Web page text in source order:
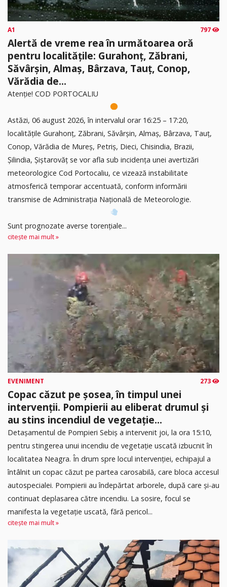
A1 797
Alertă de vreme rea în următoarea oră
pentru localitățile: Gurahonț, Zăbrani,
Săvârșin, Almaș, Bârzava, Tauț, Conop,
Vărădia de...
Atenție! COD PORTOCALIU
Astăzi, 06 august 2026, în intervalul orar 16:25 – 17:20,
localitățile Gurahonț, Zăbrani, Săvârșin, Almaș, Bârzava, Tauț,
Conop, Vărădia de Mureș, Petriș, Dieci, Chisindia, Brazii,
Șilindia, Șiștarovăț se vor afla sub incidența unei avertizări
meteorologice Cod Portocaliu, ce vizează instabilitate
atmosferică temporar accentuată, conform informării
transmise de Administrația Națională de Meteorologie.
Sunt prognozate averse torențiale...
citește mai mult »
EVENIMENT 273
Copac căzut pe șosea, în timpul unei
intervenții. Pompierii au eliberat drumul și
au stins incendiul de vegetație...
Detașamentul de Pompieri Sebiș a intervenit joi, la ora 15:10,
pentru stingerea unui incendiu de vegetație uscată izbucnit în
localitatea Neagra. În drum spre locul intervenției, echipajul a
întâlnit un copac căzut pe partea carosabilă, care bloca accesul
autospecialei. Pompierii au îndepărtat arborele, după care și-au
continuat deplasarea către incendiu. La sosire, focul se
manifesta la vegetație uscată, fără pericol...
citește mai mult »